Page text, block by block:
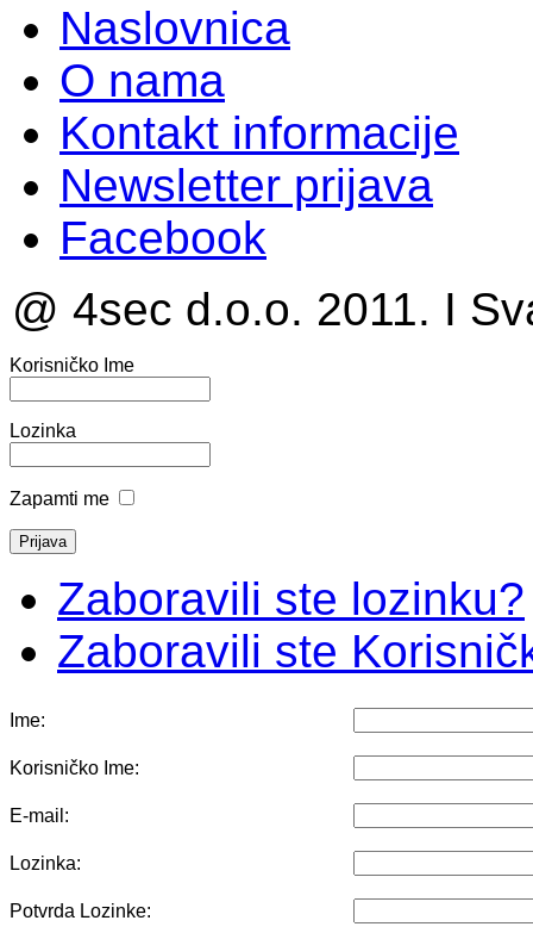
Naslovnica
O nama
Kontakt informacije
Newsletter prijava
Facebook
@ 4sec d.o.o. 2011. I
Korisničko Ime
Lozinka
Zapamti me
Zaboravili ste lozinku?
Zaboravili ste
Ime:
Korisničko Ime:
E-mail:
Lozinka:
Potvrda Lozinke: